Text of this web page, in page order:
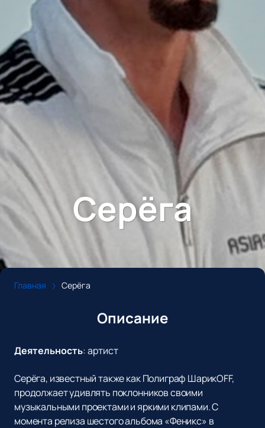
Серёга
Главная Серёга
Описание
Деятельность:артист
Серёга, известный также как Полиграф ШарикOFF,
продолжает удивлять поклонников своими
музыкальными проектами и яркими клипами. С
момента релиза шестого альбома «Феникс» в